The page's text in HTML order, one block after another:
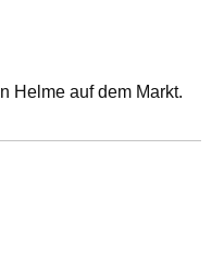
Helme auf dem Markt.